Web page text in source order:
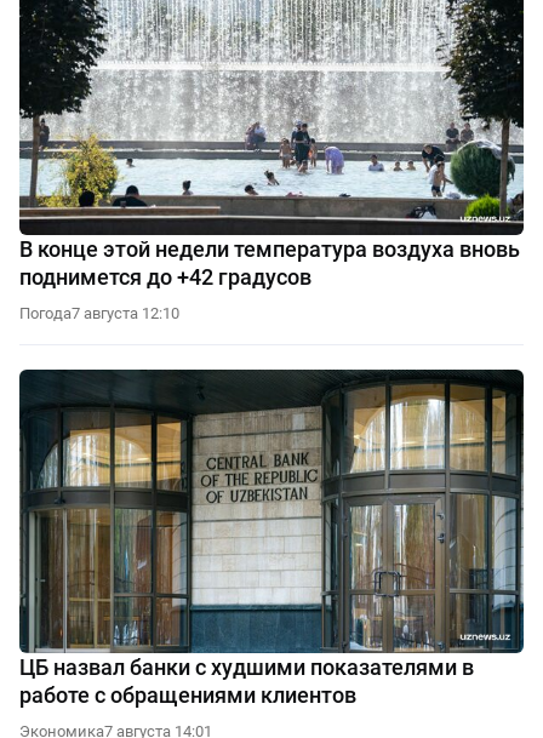
В конце этой недели температура воздуха вновь
поднимется до +42 градусов
Погода7 августа 12:10
ЦБ назвал банки с худшими показателями в
работе с обращениями клиентов
Экономика7 августа 14:01